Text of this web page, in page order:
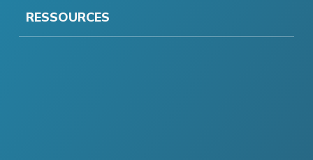
RESSOURCES